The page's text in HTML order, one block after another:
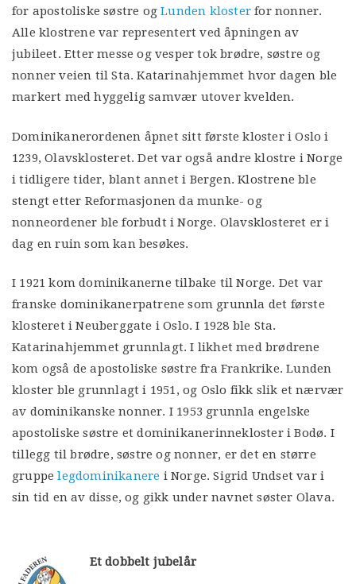
for apostoliske søstre ogLunden kloster for nonner.
Alle klostrene var representert ved åpningen av
jubileet. Etter messe og vesper tok brødre, søstre og
nonner veien til Sta. Katarinahjemmet hvor dagen ble
markert med hyggelig samvær utover kvelden.
Dominikanerordenen åpnet sitt første kloster i Oslo i
1239, Olavsklosteret. Det var også andre klostre i Norge
i tidligere tider, blant annet i Bergen. Klostrene ble
stengt etter Reformasjonen da munke- og
nonneordener ble forbudt i Norge. Olavsklosteret er i
dag en ruin som kan besøkes.
I 1921 kom dominikanerne tilbake til Norge. Det var
franske dominikanerpatrene som grunnla det første
klosteret i Neuberggate i Oslo. I 1928 ble Sta.
Katarinahjemmet grunnlagt. I likhet med brødrene
kom også de apostoliske søstre fra Frankrike. Lunden
kloster ble grunnlagt i 1951, og Oslo fikk slik et nærvær
av dominikanske nonner. I 1953 grunnla engelske
apostoliske søstre et dominikanerinnekloster i Bodø. I
tillegg til brødre, søstre og nonner, er det en større
gruppelegdominikanere i Norge. Sigrid Undset var i
sin tid en av disse, og gikk under navnet søster Olava.
Et dobbelt jubelår